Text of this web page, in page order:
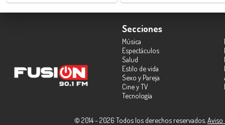
Secciones
Música
Espectáculos
Salud
Estilo de vida
Sexo y Pareja
Cine y TV
Tecnología
© 2014 - 2026 Todos los derechos reservados. Aviso